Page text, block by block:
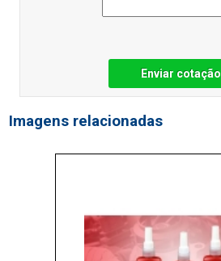
Enviar cotação
Imagens relacionadas